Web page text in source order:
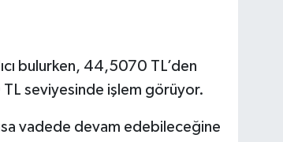
bulurken, 44,5070 TL’den
seviyesinde işlem görüyor.
vadede devam edebileceğine